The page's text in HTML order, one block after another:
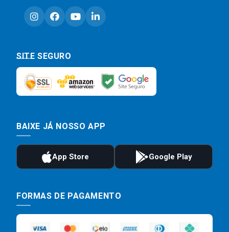
SITE SEGURO
BAIXE JÁ NOSSO APP
FORMAS DE PAGAMENTO